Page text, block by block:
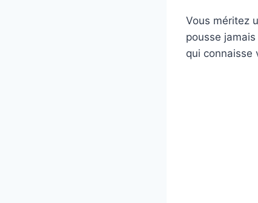
Vous méritez
pousse
qui connaisse